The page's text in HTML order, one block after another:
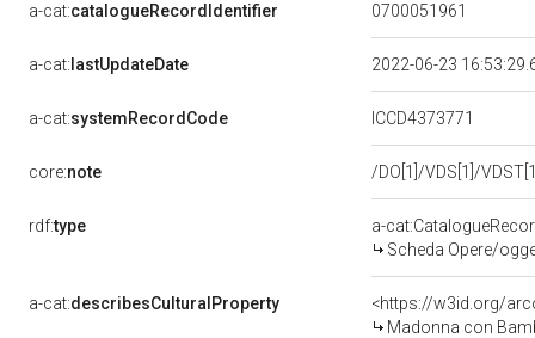
a-cat:catalogueRecordIdentifier 0700051961
a-cat: lastUpdateDate 2022-06-23
a-cat:systemRecordCode ICCD4373771
core:note /DO[1]/VDS[1]/
rdf:type
a-
Scheda Opere/
a-cat:describesCulturalProperty
<https://w3id.org/
Madonna con